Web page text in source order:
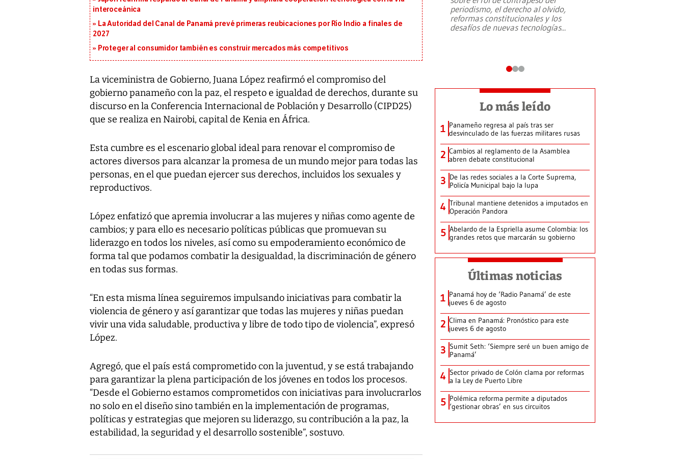
interoceánica
La Autoridad del Canal de Panamá prevé primeras reubicaciones por Río Indio a finales de
2027
Proteger al consumidor también es construir mercados más competitivos
La viceministra de Gobierno, Juana López reafirmó el compromiso del
gobierno panameño con la paz, el respeto e igualdad de derechos, durante su
discurso en la Conferencia Internacional de Población y Desarrollo (CIPD25)
que se realiza en Nairobi, capital de Kenia en África.
Esta cumbre es el escenario global ideal para renovar el compromiso de
actores diversos para alcanzar la promesa de un mundo mejor para todas las
personas, en el que puedan ejercer sus derechos, incluidos los sexuales y
reproductivos.
López enfatizó que apremia involucrar a las mujeres y niñas como agente de
cambios; y para ello es necesario políticas públicas que promuevan su
liderazgo en todos los niveles, así como su empoderamiento económico de
forma tal que podamos combatir la desigualdad, la discriminación de género
en todas sus formas.
“En esta misma línea seguiremos impulsando iniciativas para combatir la
violencia de género y así garantizar que todas las mujeres y niñas puedan
vivir una vida saludable, productiva y libre de todo tipo de violencia”, expresó
López.
Agregó, que el país está comprometido con la juventud, y se está trabajando
para garantizar la plena participación de los jóvenes en todos los procesos.
“Desde el Gobierno estamos comprometidos con iniciativas para involucrarlos
no solo en el diseño sino también en la implementación de programas,
políticas y estrategias que mejoren su liderazgo, su contribución a la paz, la
estabilidad, la seguridad y el desarrollo sostenible”, sostuvo.
periodismo, el derecho al olvido,
reformas constitucionales y los
desafíos de nuevas tecnologías...
Lo más leído
1 Panameño regresa al país tras ser
desvinculado de las fuerzas militares rusas
2 Cambios al reglamento de la Asamblea
abren debate constitucional
3 De las redes sociales a la Corte Suprema,
Policía Municipal bajo la lupa
4 Tribunal mantiene detenidos a imputados en
Operación Pandora
5 Abelardo de la Espriella asume Colombia: los
grandes retos que marcarán su gobierno
Últimas noticias
1 Panamá hoy de ‘Radio Panamá’ de este
jueves 6 de agosto
2 Clima en Panamá: Pronóstico para este
jueves 6 de agosto
3 Sumit Seth: ‘Siempre seré un buen amigo de
Panamá’
4 Sector privado de Colón clama por reformas
a la Ley de Puerto Libre
5 Polémica reforma permite a diputados
‘gestionar obras’ en sus circuitos